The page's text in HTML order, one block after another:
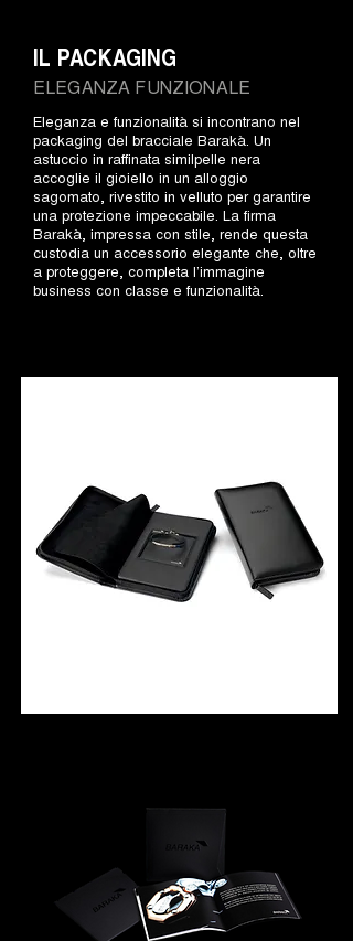
ELEGANZA FUNZIONALE
IL PACKAGING
Eleganza e funzionalità si incontrano nel
packaging del bracciale Barakà. Un
astuccio in raffinata similpelle nera
accoglie il gioiello in un alloggio
sagomato, rivestito in velluto per garantire
una protezione impeccabile. La firma
Barakà, impressa con stile, rende questa
custodia un accessorio elegante che, oltre
a proteggere, completa l’immagine
business con classe e funzionalità.